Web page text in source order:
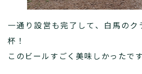
一通り設営も完了して、白馬のク
杯！
このビールすごく美味しかったで